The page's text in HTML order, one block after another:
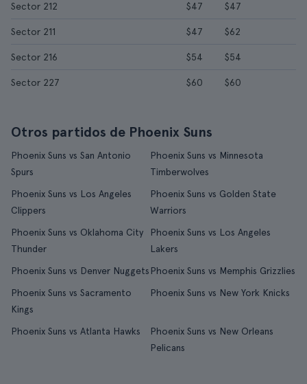
Sector 212 $47 $47
Sector 211 $47 $62
Sector 216 $54 $54
Sector 227 $60 $60
Otros partidos de Phoenix Suns
Phoenix Suns vs San Antonio
Spurs
Phoenix Suns vs Minnesota
Timberwolves
Phoenix Suns vs Los Angeles
Clippers
Phoenix Suns vs Golden State
Warriors
Phoenix Suns vs Oklahoma City
Thunder
Phoenix Suns vs Los Angeles
Lakers
Phoenix Suns vs Denver Nuggets Phoenix Suns vs Memphis Grizzlies
Phoenix Suns vs Sacramento
Kings
Phoenix Suns vs New York Knicks
Phoenix Suns vs Atlanta Hawks
Phoenix Suns vs New Orleans
Pelicans